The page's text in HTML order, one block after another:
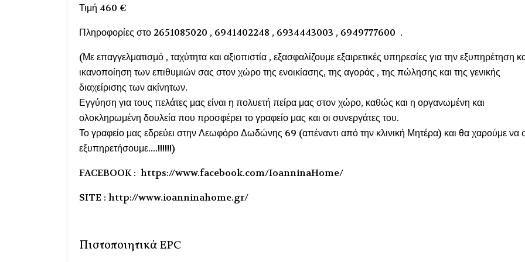
Τιμή 460 €
Πληροφορίες στο 2651085020 , 6941402248 , 6934443003 , 6949777600 .
(Με επαγγελματισμό , ταχύτητα και αξιοπιστία , εξασφαλίζουμε εξαιρετικές υπηρεσίες για την εξυπηρέτηση
ικανοποίηση των επιθυμιών σας στον χώρο της ενοικίασης, της αγοράς , της πώλησης και της γενικής
διαχείρισης των ακίνητων.
Εγγύηση για τους πελάτες μας είναι η πολυετή πείρα μας στον χώρο, καθώς και η οργανωμένη και
ολοκληρωμένη δουλεία που προσφέρει το γραφείο μας και οι συνεργάτες του.
Το γραφείο μας εδρεύει στην Λεωφόρο Δωδώνης 69 (απέναντι από την κλινική Μητέρα) και θα χαρούμε να
εξυπηρετήσουμε....!!!!!!)
FACEBOOK : https://www.facebook.com/IoanninaHome/
SITE : http://www.ioanninahome.gr/
Πιστοποιητικά EPC